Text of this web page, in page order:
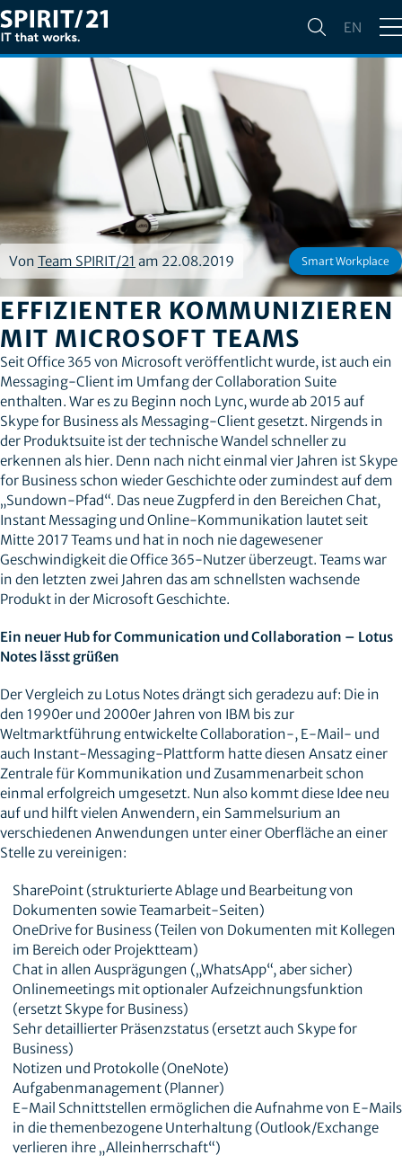
EN
Von Team SPIRIT/21 am 22.08.2019 Smart Workplace
EFFIZIENTER KOMMUNIZIEREN
MIT MICROSOFT TEAMS
Seit Office 365 von Microsoft veröffentlicht wurde, ist auch ein
Messaging-Client im Umfang der Collaboration Suite
enthalten. War es zu Beginn noch Lync, wurde ab 2015 auf
Skype for Business als Messaging-Client gesetzt. Nirgends in
der Produktsuite ist der technische Wandel schneller zu
erkennen als hier. Denn nach nicht einmal vier Jahren ist Skype
for Business schon wieder Geschichte oder zumindest auf dem
„Sundown-Pfad“. Das neue Zugpferd in den Bereichen Chat,
Instant Messaging und Online-Kommunikation lautet seit
Mitte 2017 Teams und hat in noch nie dagewesener
Geschwindigkeit die Office 365-Nutzer überzeugt. Teams war
in den letzten zwei Jahren das am schnellsten wachsende
Produkt in der Microsoft Geschichte.
Ein neuer Hub for Communication und Collaboration – Lotus
Notes lässt grüßen
Der Vergleich zu Lotus Notes drängt sich geradezu auf: Die in
den 1990er und 2000er Jahren von IBM bis zur
Weltmarktführung entwickelte Collaboration-, E-Mail- und
auch Instant-Messaging-Plattform hatte diesen Ansatz einer
Zentrale für Kommunikation und Zusammenarbeit schon
einmal erfolgreich umgesetzt. Nun also kommt diese Idee neu
auf und hilft vielen Anwendern, ein Sammelsurium an
verschiedenen Anwendungen unter einer Oberfläche an einer
Stelle zu vereinigen:
SharePoint (strukturierte Ablage und Bearbeitung von
Dokumenten sowie Teamarbeit-Seiten)
OneDrive for Business (Teilen von Dokumenten mit Kollegen
im Bereich oder Projektteam)
Chat in allen Ausprägungen („WhatsApp“, aber sicher)
Onlinemeetings mit optionaler Aufzeichnungsfunktion
(ersetzt Skype for Business)
Sehr detaillierter Präsenzstatus (ersetzt auch Skype for
Business)
Notizen und Protokolle (OneNote)
Aufgabenmanagement (Planner)
E-Mail Schnittstellen ermöglichen die Aufnahme von E-Mails
in die themenbezogene Unterhaltung (Outlook/Exchange
verlieren ihre „Alleinherrschaft“)